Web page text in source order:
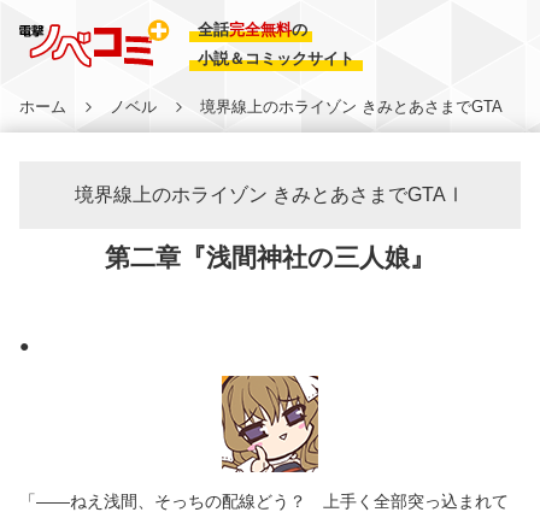
全話完全無料の
小説＆コミックサイト
ホーム ノベル 境界線上のホライゾン きみとあさまでGTA
境界線上のホライゾン きみとあさまでGTAⅠ
第二章『浅間神社の三人娘』
●
「――ねえ浅間、そっちの配線どう？ 上手く全部突っ込まれて